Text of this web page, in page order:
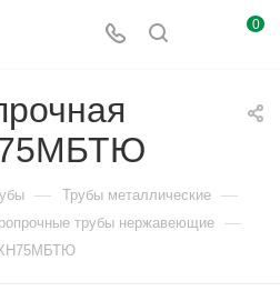
0
— Трубы металлические —
трубы нержавеющие —
ХН75МБТЮ